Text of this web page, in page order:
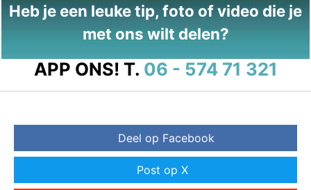
Heb je een leuke tip, foto of video die je
met ons wilt delen?
APP ONS! T. 06 - 574 71 321
Deel op Facebook
Post op X